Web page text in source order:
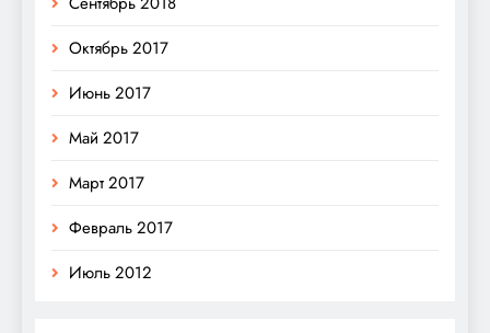
Октябрь 2017
Июнь 2017
Май 2017
Март 2017
Февраль 2017
Июль 2012